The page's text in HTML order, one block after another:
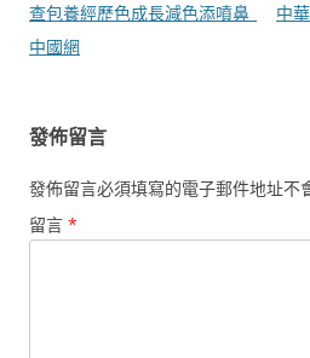
章
導
查包養經歷色成長減色添噴鼻_
中國網
中
發佈留言
發佈留言必須填寫的電子郵件地址不
留言 *